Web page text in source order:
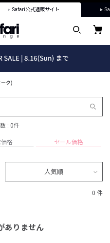
Safari公式通販サイト
ーク)
: 0件
格 セール価格
人気順
0 件
ありません